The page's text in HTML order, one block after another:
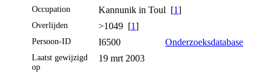
Occupation Kannunik in Toul [1]
Overlijden >1049 [1]
Persoon-ID I6500 Onderzoeksdatabase
Laatst gewijzigd
op
19 mrt 2003